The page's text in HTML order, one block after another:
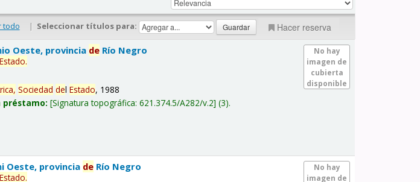
todo | Seleccionar títulos para: Hacer reserva
No hay
imagen de
cubierta
disponible
Oeste, provincia de Río Negro
Estado.
Sociedad delEstado, 1988
préstamo: Signatura topográfica:621.374.5/A282/v.2 (3).
No hay
imagen de
Oeste, provincia de Río Negro
Estado.